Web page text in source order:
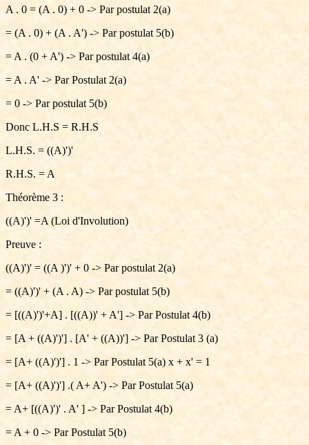
A . 0 = (A . 0) + 0 -> Par postulat 2(a)
= (A . 0) + (A . A') -> Par postulat 5(b)
= A . (0 + A') -> Par postulat 4(a)
= A . A' -> Par Postulat 2(a)
= 0 -> Par postulat 5(b)
Donc L.H.S = R.H.S
L.H.S. = ((A)')'
R.H.S. = A
Théorème 3 :
((A)')' =A (Loi d'Involution)
Preuve :
((A)')' = ((A )')' + 0 -> Par postulat 2(a)
= ((A)')' + (A . A) -> Par postulat 5(b)
= [((A)')'+A] . [((A))' + A'] -> Par Postulat 4(b)
= [A + ((A)')'] . [A' + ((A))'] -> Par Postulat 3 (a)
= [A+ ((A)')'] . 1 -> Par Postulat 5(a) x + x' = 1
= [A+ ((A)')'] .( A+ A') -> Par Postulat 5(a)
= A+ [((A)')' . A' ] -> Par Postulat 4(b)
= A + 0 -> Par Postulat 5(b)